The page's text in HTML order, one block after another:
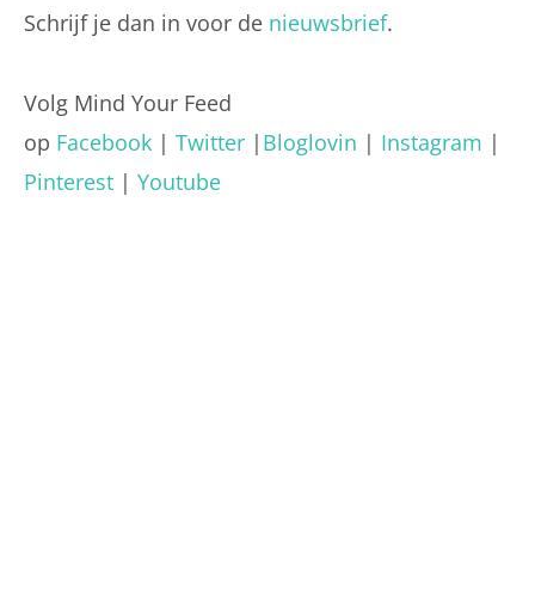
Schrijf je dan in voor de nieuwsbrief.
Volg Mind Your Feed
op Facebook | Twitter | Bloglovin | Instagram |
Pinterest | Youtube